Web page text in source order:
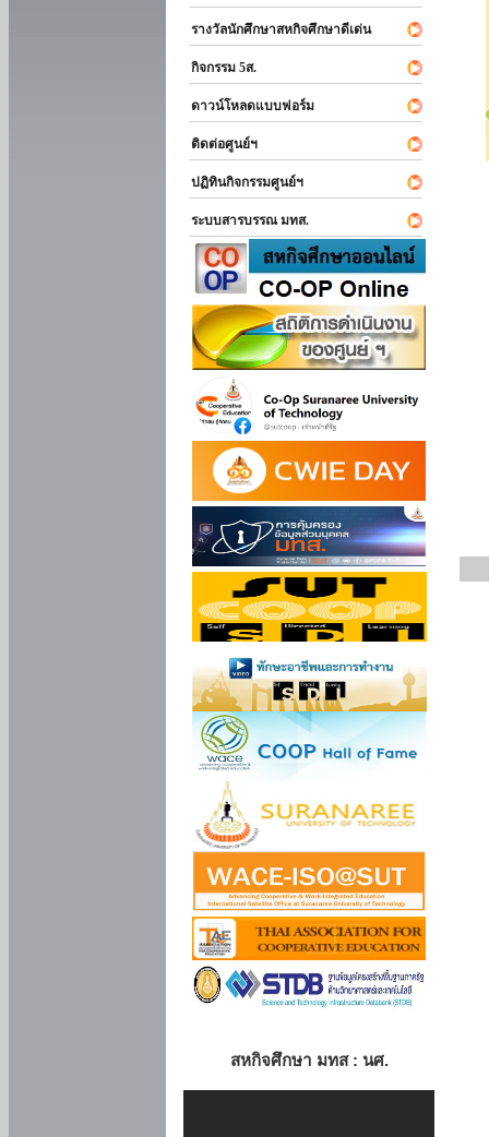
รางวัลนักศึกษาสหกิจศึกษาดีเด่น
กิจกรรม 5ส.
ดาวน์โหลดแบบฟอร์ม
ติดต่อศูนย์ฯ
ปฏิทินกิจกรรมศูนย์ฯ
ระบบสารบรรณ มทส.
สหกิจศึกษา มทส : นศ.